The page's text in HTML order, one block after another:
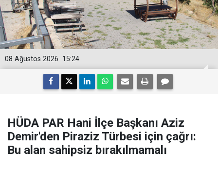
15:24
08 Ağustos 2026
HÜDA PAR Hani İlçe Başkanı Aziz
Demir'den Piraziz Türbesi için çağrı:
Bu alan sahipsiz bırakılmamalı